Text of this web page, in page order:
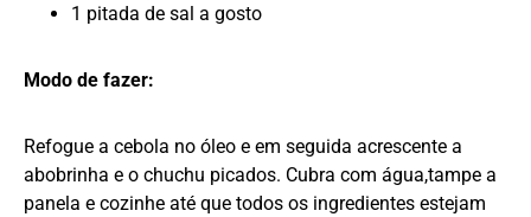
1 pitada de sal a gosto
Modo de fazer:
Refogue a cebola no óleo e em seguida acrescente a
abobrinha e o chuchu picados. Cubra com água,tampe a
panela e cozinhe até que todos os ingredientes estejam